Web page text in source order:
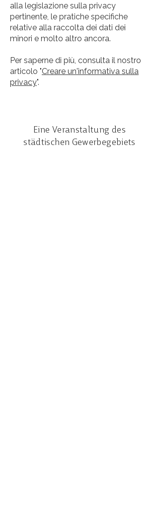
alla legislazione sulla privacy
pertinente, le pratiche specifiche
relative alla raccolta dei dati dei
minori e molto altro ancora.
Per saperne di più, consulta il nostro
articolo "Creare un'informativa sulla
privacy".
Eine Veranstaltung des
städtischen Gewerbegebiets